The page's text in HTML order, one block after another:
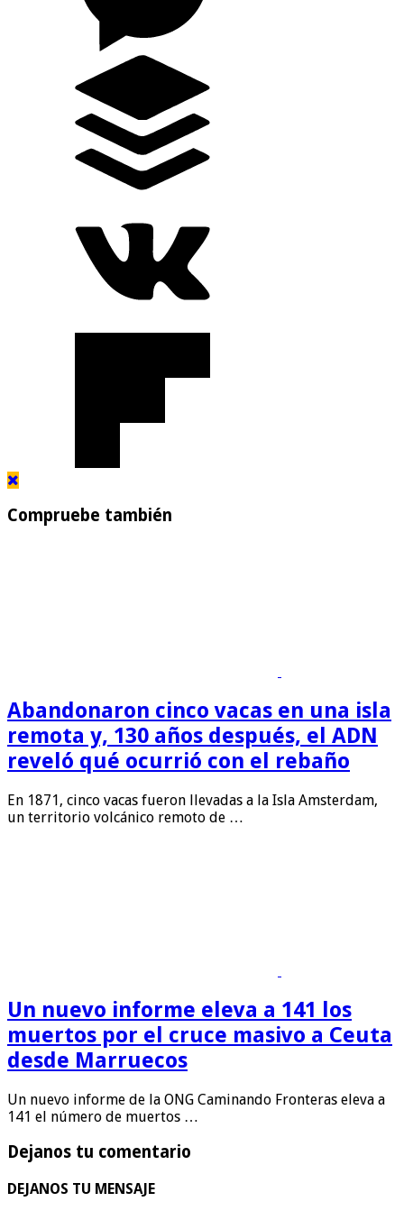
Compruebe también
Abandonaron cinco vacas en una isla
remota y, 130 años después, el ADN
reveló qué ocurrió con el rebaño
En 1871, cinco vacas fueron llevadas a la Isla Amsterdam,
un territorio volcánico remoto de …
Un nuevo informe eleva a 141 los
muertos por el cruce masivo a Ceuta
desde Marruecos
Un nuevo informe de la ONG Caminando Fronteras eleva a
141 el número de muertos …
Dejanos tu comentario
DEJANOS TU MENSAJE